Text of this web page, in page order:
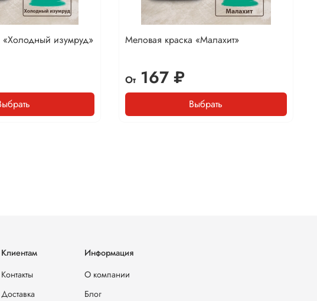
«Холодный изумруд» Меловая краска «Малахит»
От167 ₽
Выбрать
Клиентам
Контакты
Доставка
Информация
О компании
Блог